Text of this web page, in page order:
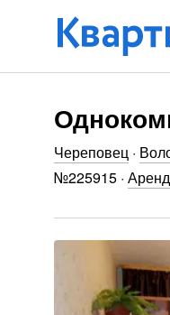
Череповец ·
№225915 ·